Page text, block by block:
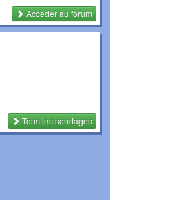
Accéder au forum
Tous les sondages